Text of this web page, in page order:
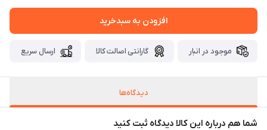
افزودن به سبدخرید
موجود در انبار گارانتی اصالت کالا ارسال سریع
دیدگاه‌ها
شما هم درباره این کالا دیدگاه ثبت کنید